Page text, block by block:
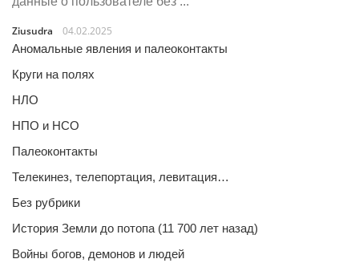
Ziusudra
04.02.2025
Аномальные явления и палеоконтакты
Круги на полях
НЛО
НПО и НСО
Палеоконтакты
Телекинез, телепортация, левитация…
Без рубрики
История Земли до потопа (11 700 лет назад)
Войны богов, демонов и людей